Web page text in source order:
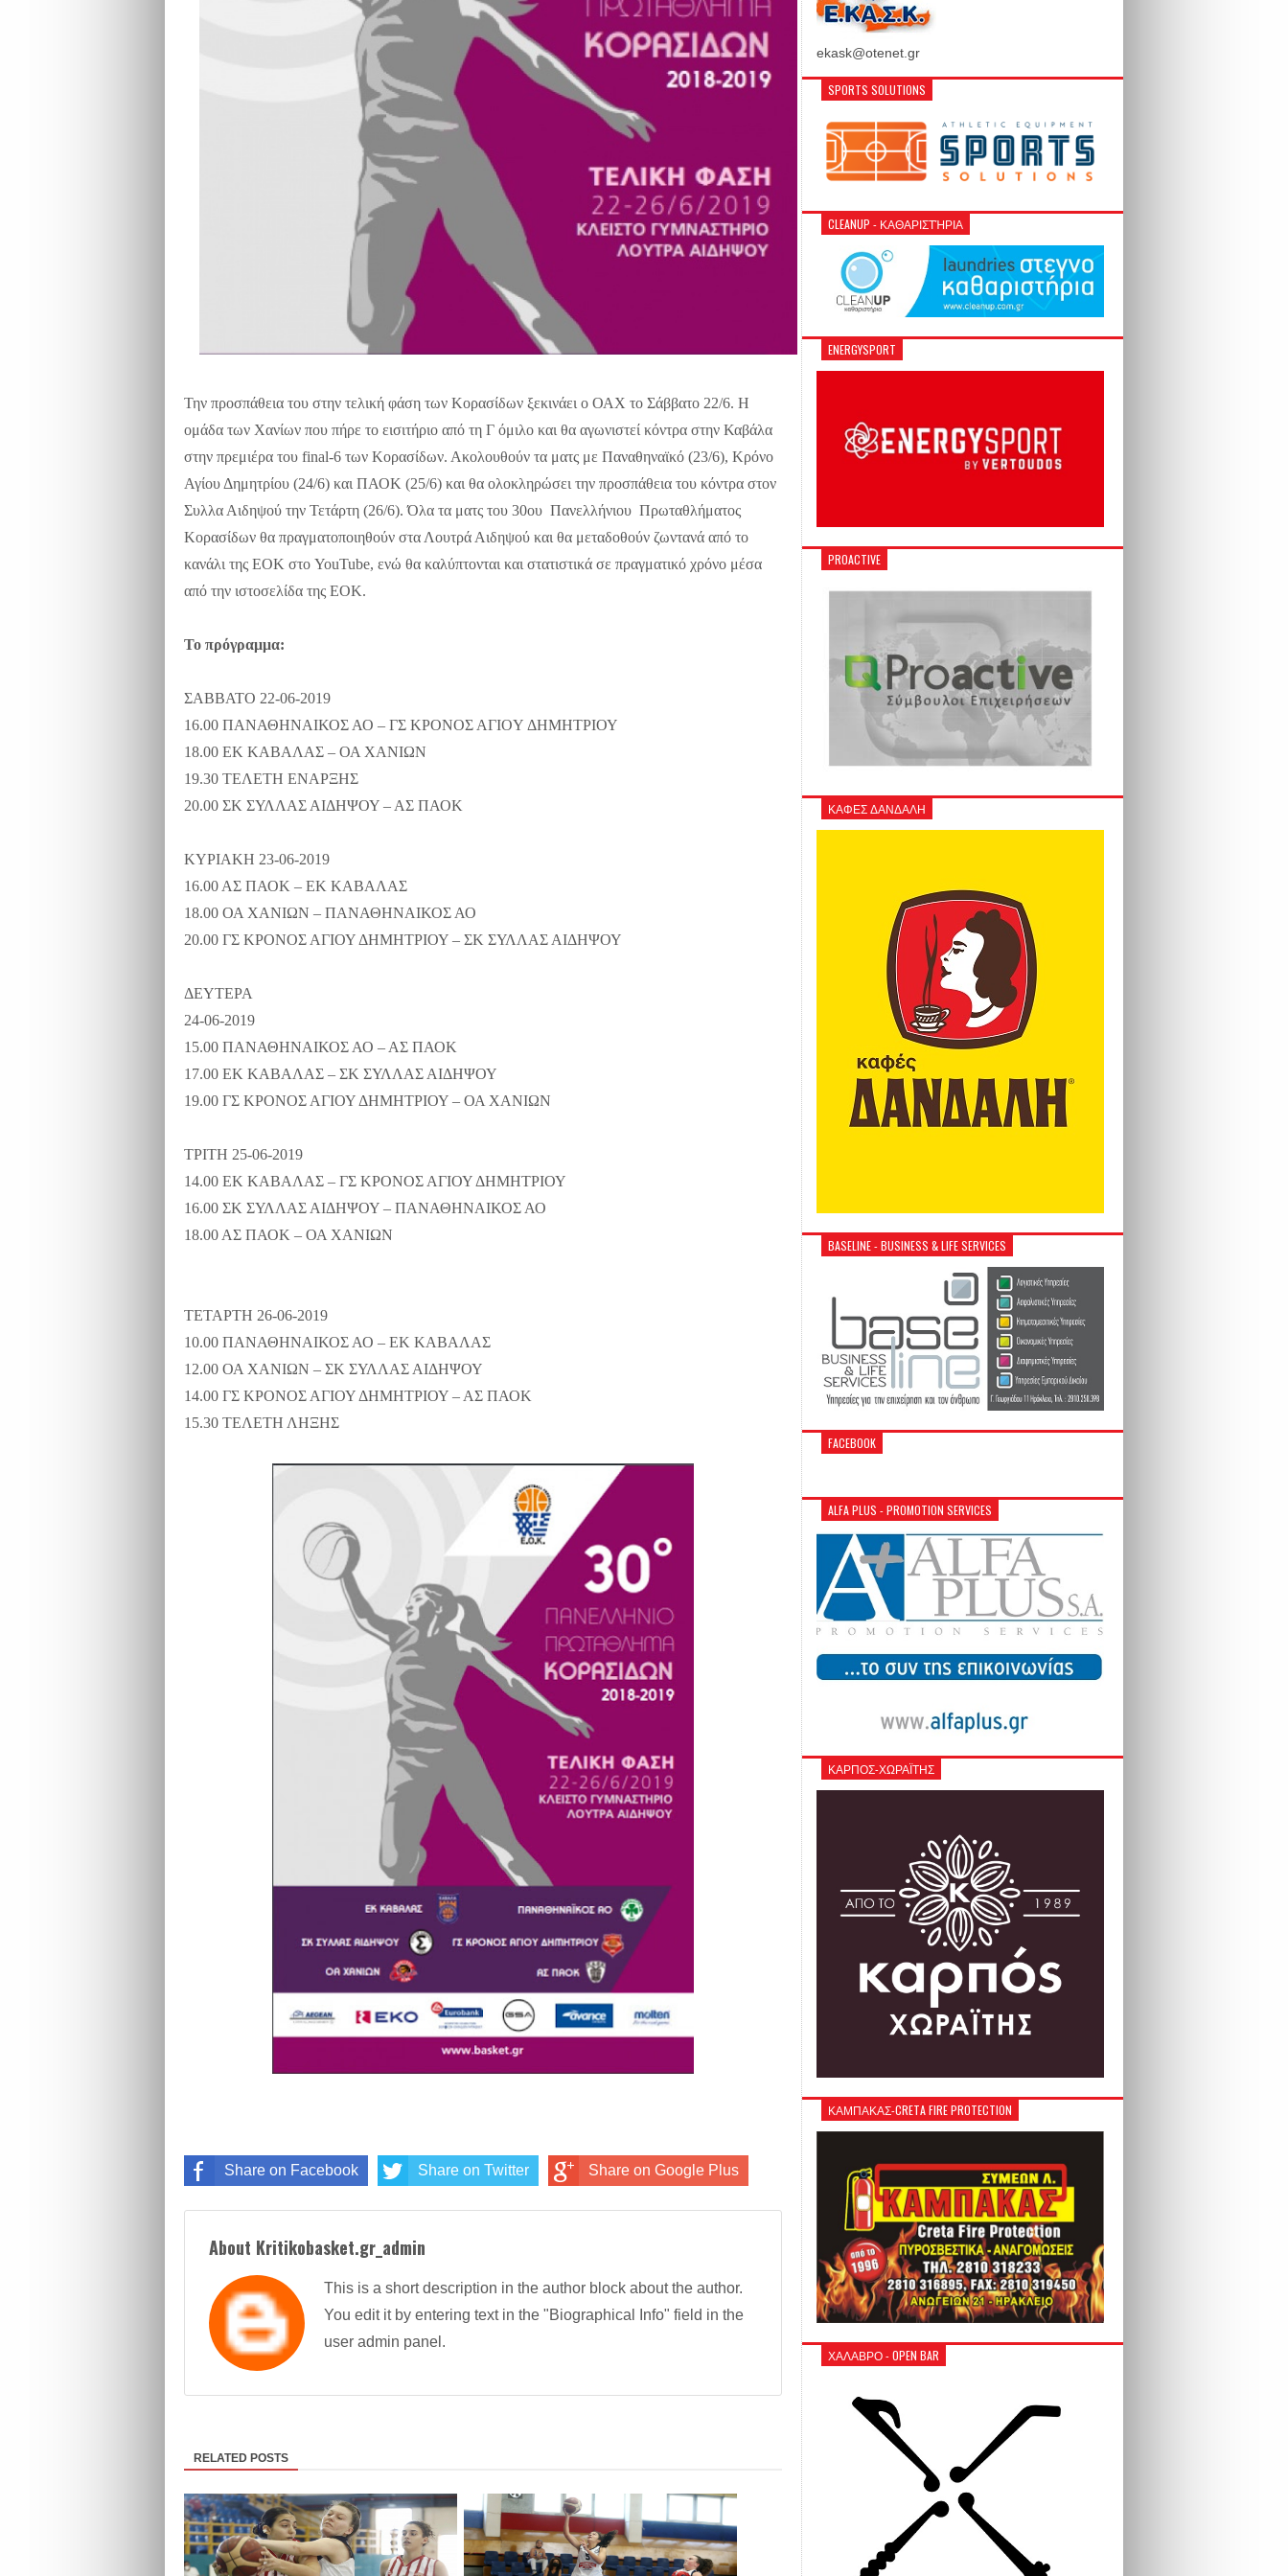
Την προσπάθεια του στην τελική φάση των Κορασίδων ξεκινάει ο ΟΑΧ το Σάββατο 22/6. Η
ομάδα των Χανίων που πήρε το εισιτήριο από τη Γ όμιλο και θα αγωνιστεί κόντρα στην Καβάλα
στην πρεμιέρα του final-6 των Κορασίδων. Ακολουθούν τα ματς με Παναθηναϊκό (23/6), Κρόνο
Αγίου Δημητρίου (24/6) και ΠΑΟΚ (25/6) και θα ολοκληρώσει την προσπάθεια του κόντρα στον
Συλλα Αιδηψού την Τετάρτη (26/6). Όλα τα ματς του 30ου Πανελλήνιου Πρωταθλήματος
Κορασίδων θα πραγματοποιηθούν στα Λουτρά Αιδηψού και θα μεταδοθούν ζωντανά από το
κανάλι της ΕΟΚ στο YouTube, ενώ θα καλύπτονται και στατιστικά σε πραγματικό χρόνο μέσα
από την ιστοσελίδα της ΕΟΚ.
Το πρόγραμμα:
ΣΑΒΒΑΤΟ 22-06-2019
16.00 ΠΑΝΑΘΗΝΑΙΚΟΣ ΑΟ – ΓΣ ΚΡΟΝΟΣ ΑΓIOY ΔHMΗΤΡΙΟΥ
18.00 ΕΚ ΚΑΒΑΛΑΣ – ΟΑ ΧΑΝΙΩΝ
19.30 ΤΕΛΕΤΗ ΕΝΑΡΞΗΣ
20.00 ΣΚ ΣΥΛΛΑΣ ΑΙΔΗΨΟΥ – ΑΣ ΠΑΟΚ
ΚΥΡΙΑΚΗ 23-06-2019
16.00 ΑΣ ΠΑΟΚ – ΕΚ ΚΑΒΑΛΑΣ
18.00 ΟΑ ΧΑΝΙΩΝ – ΠΑΝΑΘΗΝΑΙΚΟΣ ΑΟ
20.00 ΓΣ ΚΡΟΝΟΣ ΑΓΙΟΥ ΔΗΜΗΤΡΙΟΥ – ΣΚ ΣΥΛΛΑΣ ΑΙΔΗΨΟΥ
ΔΕΥΤΕΡΑ
24-06-2019
15.00 ΠΑΝΑΘΗΝΑΙΚΟΣ ΑΟ – ΑΣ ΠΑΟΚ
17.00 ΕΚ ΚΑΒΑΛΑΣ – ΣΚ ΣΥΛΛΑΣ ΑΙΔΗΨΟΥ
19.00 ΓΣ ΚΡΟΝΟΣ ΑΓΙΟΥ ΔΗΜΗΤΡΙΟΥ – ΟΑ ΧΑΝΙΩΝ
ΤΡΙΤΗ 25-06-2019
14.00 ΕΚ ΚΑΒΑΛΑΣ – ΓΣ ΚΡΟΝΟΣ ΑΓΙΟΥ ΔΗΜΗΤΡΙΟΥ
16.00 ΣΚ ΣΥΛΛΑΣ ΑΙΔΗΨΟΥ – ΠΑΝΑΘΗΝΑΙΚΟΣ ΑΟ
18.00 ΑΣ ΠΑΟΚ – ΟΑ ΧΑΝΙΩΝ
ΤΕΤΑΡΤΗ 26-06-2019
10.00 ΠΑΝΑΘΗΝΑΙΚΟΣ ΑΟ – ΕΚ ΚΑΒΑΛΑΣ
12.00 ΟΑ ΧΑΝΙΩΝ – ΣΚ ΣΥΛΛΑΣ ΑΙΔΗΨΟΥ
14.00 ΓΣ ΚΡΟΝΟΣ ΑΓΙΟΥ ΔΗΜΗΤΡΙΟΥ – ΑΣ ΠΑΟΚ
15.30 ΤΕΛΕΤΗ ΛΗΞΗΣ
Share on Facebook Share on Twitter Share on Google Plus
About Kritikobasket.gr_admin
This is a short description in the author block about the author.
You edit it by entering text in the "Biographical Info" field in the
user admin panel.
RELATED POSTS
ekask@otenet.gr
SPORTS SOLUTIONS
CLEANUP - ΚΑΘΑΡΙΣΤΉΡΙΑ
ENERGYSPORT
PROACTIVE
ΚΑΦΕΣ ΔΑΝΔΑΛΗ
BASELINE - BUSINESS & LIFE SERVICES
FACEBOOK
ALFA PLUS - PROMOTION SERVICES
ΚΑΡΠΟΣ-ΧΩΡΑΪΤΗΣ
ΚΑΜΠΑΚΑΣ-CRETA FIRE PROTECTION
ΧΑΛΑΒΡΟ - OPEN BAR